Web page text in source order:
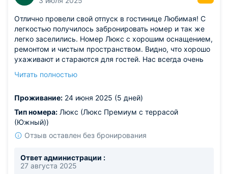
Отлично провели свой отпуск в гостинице Любимая! С
легкостью получилось забронировать номер и так же
легко заселились. Номер Люкс с хорошим оснащением,
ремонтом и чистым пространством. Видно, что хорошо
ухаживают и стараются для гостей. Нас всегда очень
частенько забываем свои в путешествие.) Прекрасное
так же быстро назад в гостиницу. Все чудесно!
Читать полностью
Проживание: 24 июня 2025 (5 дней)
Тип номера: Люкс (Люкс Премиум с террасой
(Южный))
Отзыв оставлен без бронирования
Ответ администрации :
27 августа 2025